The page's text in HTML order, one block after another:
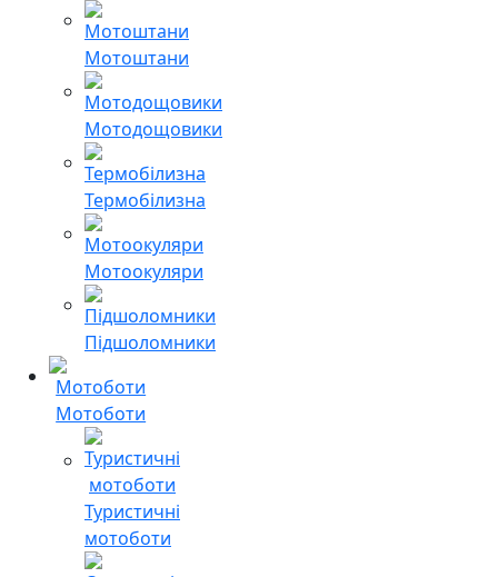
Мотоштани
Мотодощовики
Термобілизна
Мотоокуляри
Підшоломники
Мотоботи
Туристичні
мотоботи